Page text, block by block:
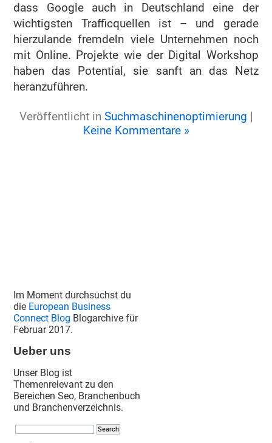
dass Google auch in Deutschland eine der
wichtigsten Trafficquellen ist – und gerade
hierzulande fremdeln viele Unternehmen noch
mit Online. Projekte wie der Digital Workshop
haben das Potential, sie sanft an das Netz
heranzuführen.
Veröffentlicht in Suchmaschinenoptimierung |
Keine Kommentare »
Im Moment durchsuchst du
die European Business
Connect Blog Blogarchive für
Februar 2017.
Ueber uns
Unser Blog ist
Themenrelevant zu den
Bereichen Seo, Branchenbuch
und Branchenverzeichnis.